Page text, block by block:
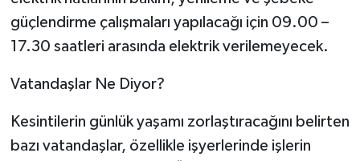
güçlendirme çalışmaları yapılacağı için 09.00 –
17.30 saatleri arasında elektrik verilemeyecek.
Vatandaşlar Ne Diyor?
Kesintilerin günlük yaşamı zorlaştıracağını belirten
bazı vatandaşlar, özellikle işyerlerinde işlerin